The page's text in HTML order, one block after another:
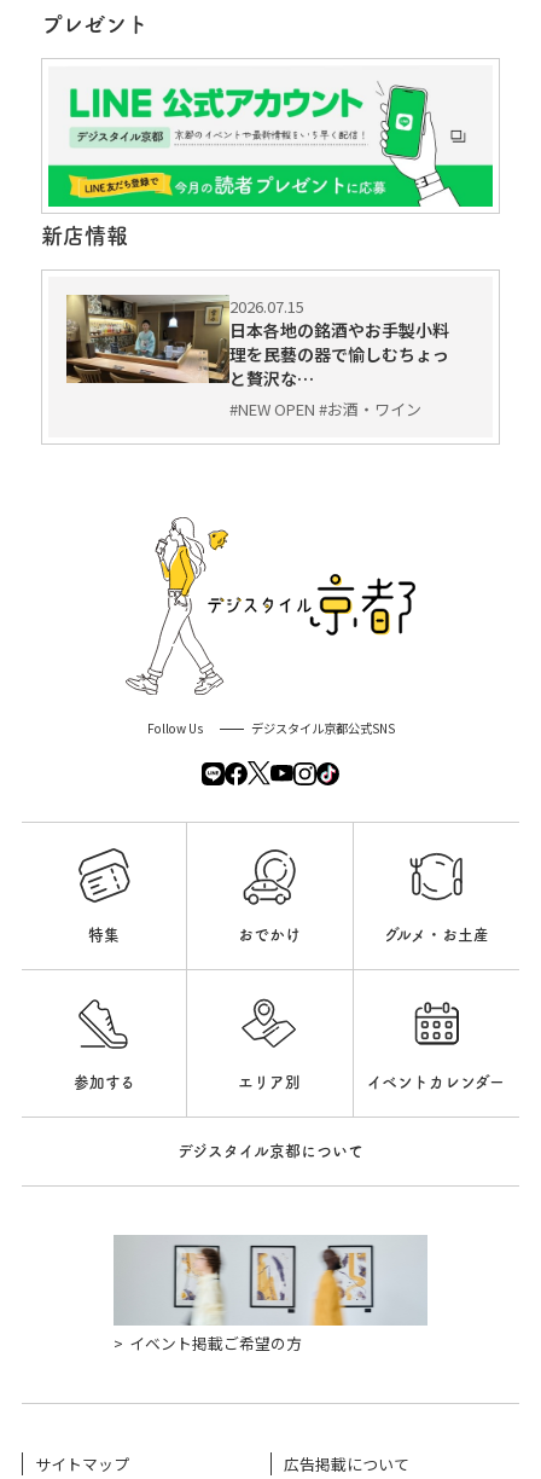
プレゼント
新店情報
2026.07.15
日本各地の銘酒やお手製小料
理を民藝の器で愉しむちょっ
と贅沢な…
#NEW OPEN #お酒・ワイン
Follow Us デジスタイル京都公式SNS
特集 おでかけ グルメ・お土産
参加する エリア別 イベントカレンダー
デジスタイル京都について
イベント掲載ご希望の方
サイトマップ 広告掲載について